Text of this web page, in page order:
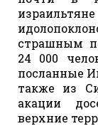
страшным
24 000
посланные
также из
акации
верхние